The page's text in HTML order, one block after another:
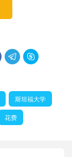
 
斯坦福大学
花费